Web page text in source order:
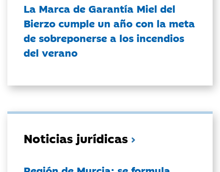
La Marca de Garantía Miel del
Bierzo cumple un año con la meta
de sobreponerse a los incendios
del verano
Noticias jurídicas